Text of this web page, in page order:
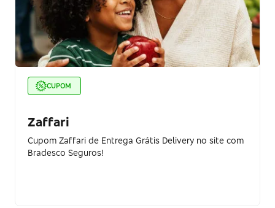
CUPOM
Zaffari
Cupom Zaffari de Entrega Grátis Delivery no site com
Bradesco Seguros!